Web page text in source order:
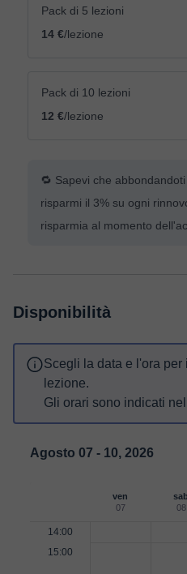
Pack di 5 lezioni
14 €/lezione
Pack di 10 lezioni
12 €/lezione
🔁 Sapevi che
risparmi il 3% su ogni
risparmia al momento
Disponibilità
Scegli la data e l'ora
lezione.
Gli orari sono indicati
Agosto 07 - 10, 2026
ven
07
sab
08
14:00
15:00